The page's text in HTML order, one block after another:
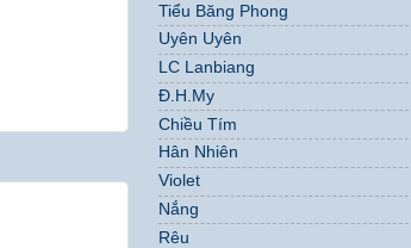
Tiểu Băng Phong
Uyên Uyên
LC Lanbiang
Đ.H.My
Chiều Tím
Hân Nhiên
Violet
Nắng
Rêu